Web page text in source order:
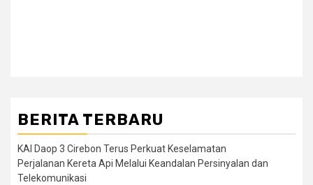
BERITA TERBARU
KAI Daop 3 Cirebon Terus Perkuat Keselamatan
Perjalanan Kereta Api Melalui Keandalan Persinyalan dan
Telekomunikasi